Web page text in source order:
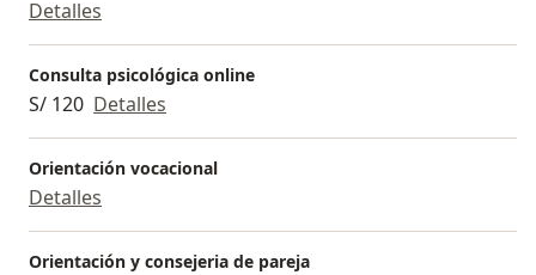
Detalles
Consulta psicológica online
S/ 120 Detalles
Orientación vocacional
Detalles
Orientación y consejeria de pareja